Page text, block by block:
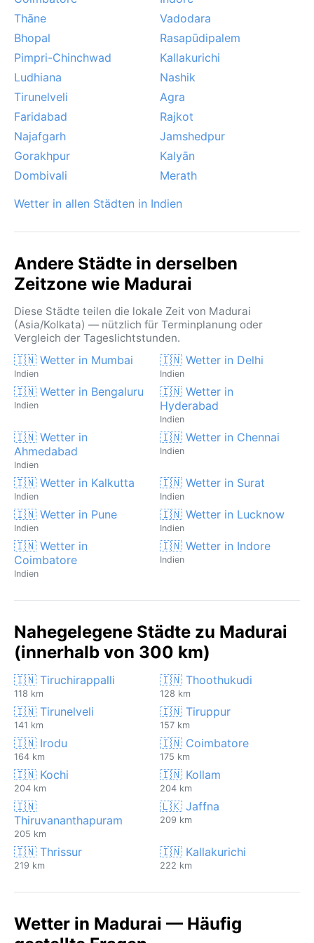
Thāne
Vadodara
Bhopal
Rasapūdipalem
Pimpri-Chinchwad
Kallakurichi
Ludhiana
Nashik
Tirunelveli
Agra
Faridabad
Rajkot
Najafgarh
Jamshedpur
Gorakhpur
Kalyān
Dombivali
Merath
Wetter in allen Städten in Indien
Andere Städte in derselben
Zeitzone wie Madurai
Diese Städte teilen die lokale Zeit von Madurai
(Asia/Kolkata) — nützlich für Terminplanung oder
Vergleich der Tageslichtstunden.
🇮🇳 Wetter in Mumbai
Indien
🇮🇳 Wetter in Delhi
Indien
🇮🇳 Wetter in Bengaluru
Indien
🇮🇳 Wetter in
Hyderabad
Indien
🇮🇳 Wetter in
Ahmedabad
Indien
🇮🇳 Wetter in Chennai
Indien
🇮🇳 Wetter in Kalkutta
Indien
🇮🇳 Wetter in Surat
Indien
🇮🇳 Wetter in Pune
Indien
🇮🇳 Wetter in Lucknow
Indien
🇮🇳 Wetter in
Coimbatore
Indien
🇮🇳 Wetter in Indore
Indien
Nahegelegene Städte zu Madurai
(innerhalb von 300 km)
🇮🇳 Tiruchirappalli
118 km
🇮🇳 Thoothukudi
128 km
🇮🇳 Tirunelveli
141 km
🇮🇳 Tiruppur
157 km
🇮🇳 Irodu
164 km
🇮🇳 Coimbatore
175 km
🇮🇳 Kochi
204 km
🇮🇳 Kollam
204 km
🇮🇳
Thiruvananthapuram
205 km
🇱🇰 Jaffna
209 km
🇮🇳 Thrissur
219 km
🇮🇳 Kallakurichi
222 km
Wetter in Madurai — Häufig